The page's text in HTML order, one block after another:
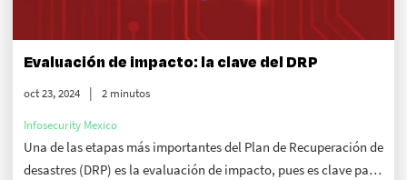
Evaluación de impacto: la clave del DRP
oct 23, 2024 2 minutos
Infosecurity Mexico
Una de las etapas más importantes del Plan de Recuperación de
desastres (DRP) es la evaluación de impacto, pues es clave para